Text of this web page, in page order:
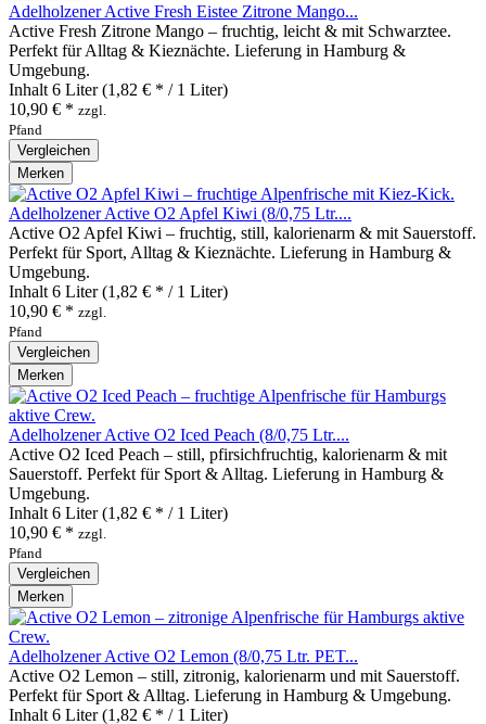
Adelholzener Active Fresh Eistee Zitrone Mango...
Active Fresh Zitrone Mango – fruchtig, leicht & mit Schwarztee.
Perfekt für Alltag & Kieznächte. Lieferung in Hamburg &
Umgebung.
Inhalt 6 Liter(1,82 € * / 1 Liter)
10,90 € * zzgl.
Pfand
Vergleichen
Merken
Adelholzener Active O2 Apfel Kiwi (8/0,75 Ltr....
Active O2 Apfel Kiwi – fruchtig, still, kalorienarm & mit Sauerstoff.
Perfekt für Sport, Alltag & Kieznächte. Lieferung in Hamburg &
Umgebung.
Inhalt 6 Liter(1,82 € * / 1 Liter)
10,90 € * zzgl.
Pfand
Vergleichen
Merken
Adelholzener Active O2 Iced Peach (8/0,75 Ltr....
Active O2 Iced Peach – still, pfirsichfruchtig, kalorienarm & mit
Sauerstoff. Perfekt für Sport & Alltag. Lieferung in Hamburg &
Umgebung.
Inhalt 6 Liter(1,82 € * / 1 Liter)
10,90 € * zzgl.
Pfand
Vergleichen
Merken
Adelholzener Active O2 Lemon (8/0,75 Ltr. PET...
Active O2 Lemon – still, zitronig, kalorienarm und mit Sauerstoff.
Perfekt für Sport & Alltag. Lieferung in Hamburg & Umgebung.
Inhalt 6 Liter(1,82 € * / 1 Liter)